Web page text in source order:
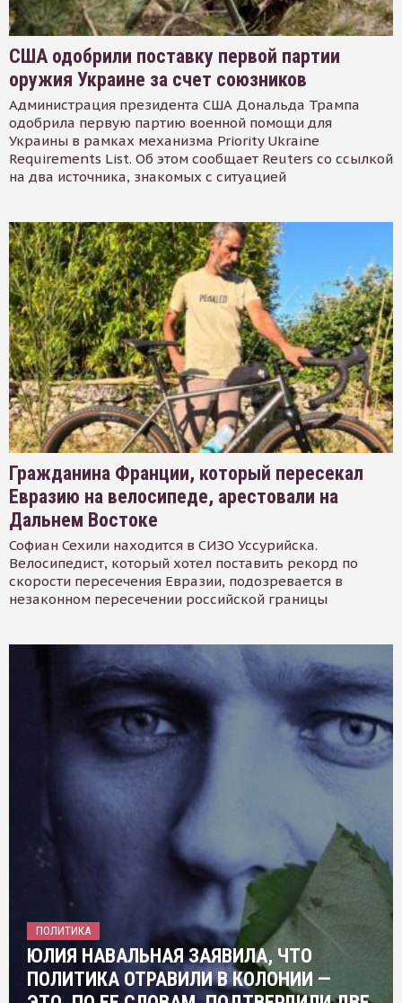
США одобрили поставку первой партии
оружия Украине за счет союзников
Администрация президента США Дональда Трампа
одобрила первую партию военной помощи для
Украины в рамках механизма Priority Ukraine
Requirements List. Об этом сообщает Reuters со ссылкой
на два источника, знакомых с ситуацией
Гражданина Франции, который пересекал
Евразию на велосипеде, арестовали на
Дальнем Востоке
Софиан Сехили находится в СИЗО Уссурийска.
Велосипедист, который хотел поставить рекорд по
скорости пересечения Евразии, подозревается в
незаконном пересечении российской границы
ПОЛИТИКА
ЮЛИЯ НАВАЛЬНАЯ ЗАЯВИЛА, ЧТО
ПОЛИТИКА ОТРАВИЛИ В КОЛОНИИ —